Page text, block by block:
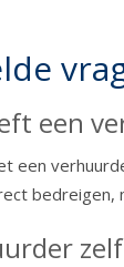
een
een
bedreigen,